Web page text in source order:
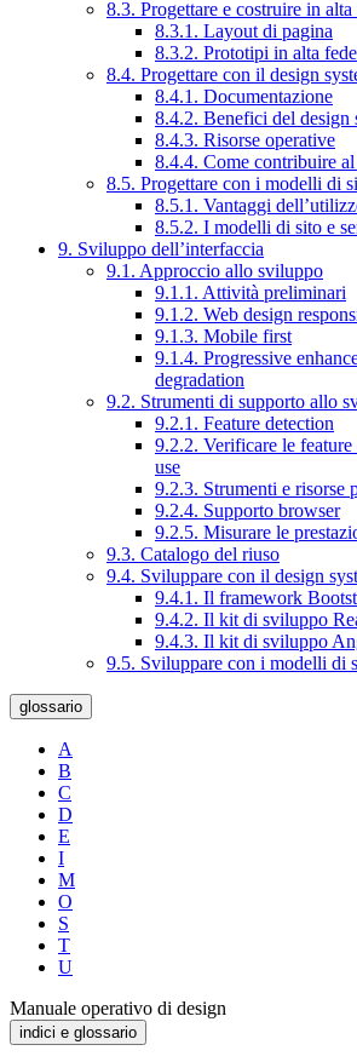
8.3. Progettare e costruire in alta
8.3.1. Layout di pagina
8.3.2. Prototipi in alta
8.4. Progettare con il design
8.4.1. Documentazione
8.4.2. Benefici del design
8.4.3. Risorse operative
8.4.4. Come contribuire
8.5. Progettare con i modelli di
8.5.1. Vantaggi
8.5.2. I modelli di sito e
9. Sviluppo dell’interfaccia
9.1. Approccio allo sviluppo
9.1.1. Attività preliminari
9.1.2. Web design
9.1.3. Mobile first
9.1.4. Progressive
degradation
9.2. Strumenti di supporto allo
9.2.1. Feature detection
9.2.2. Verificare le
use
9.2.3. Strumenti e risorse
9.2.4. Supporto browser
9.2.5. Misurare le
9.3. Catalogo del riuso
9.4. Sviluppare con il design
9.4.1. Il framework
9.4.2. Il kit di sviluppo
9.4.3. Il kit di sviluppo
9.5. Sviluppare con i modelli di
glossario
A
B
C
D
E
I
M
O
S
T
U
Manuale operativo di design
indici e glossario